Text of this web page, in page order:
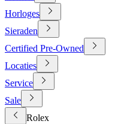
Horloges
Sieraden
Certified Pre-Owned
Locaties
Service
Sale
Rolex